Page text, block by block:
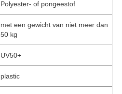
Polyester- of pongeestof
met een gewicht van niet meer dan
50 kg
UV50+
plastic